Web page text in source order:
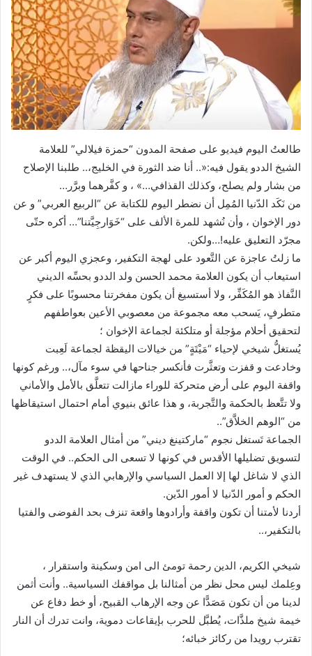
طالعتُ اليوم فيديو على صفحة المدون “حمزة فيلالي” للعلامة
الشيخ الددو يقول فيه:«.. أنا ضد الثورة في الخليج،.. طلبنا الإصلاح
من بشار ولم يصلح، وكذلك القذافي…» ، و كفَّرهما وبرَّر…
من نَكَد الدّنيا المُمِل أن نضطر اليوم للكتابة عن “الربيع العربي” و عن
دور الإخوان ، وأن نُشهد للمرة الألف على “خَوَارجِيَّتنا”… أكره حتّى
مجرّد التعليق عليه!…ولكن.
ما زلتُ عاجزة عن التَّعود على لهجة التكفير، وعجزي اليوم أكبر عن
استيعاب أن يكون العلامة محمد الحسن ولد الددو بحسِّه الديني
النَّفاذ هو المُكَفِّر، ولا أستسيغ أن يكون مفخرتنا محسوبًا على فكرٍ
متطرفٍ، يَسحب معه مجموعة من معصوبي الأعين بعواطفهم
لتحقيق أحلام مؤجلة أو متلكئة لجماعة الإخوان ؛
يُستغلُّ شيخي لإحياء “مَيْتَةٍ” من خيالات اليقظة لجماعة لَعِبت
وخادعت و قفزت وتعثَّرت فأنكسر جناحها في سوء مآل،.. ورغم كونها
واقفة اليوم على أرض متحركة للوراء مازالت تتعلَّق بالأمل والأماني
ولا تتَّعظ بالحكمة والتَّجربة، و هذا عائق بنيوي أمام احتمال استيقاظها
من “الوهم الخلاَّق”..
الجماعة تَستغل نجوم “ماركتينغ ديني” من أمثال العلامة الددو
لتسويق تضليلها الأقدس في كونها لا تسعى الى الحكم.. في الوقت
الذي لا شاغل لها إلا العمل السياسي والإرهابي الذي لا يستهدف غير
الحكم و أمور الدّنيا لا أمور الدّين.
أردنا لأمتنا أن تكون واقفة وأرادوها واقعة تنزف بحد الفوضى والفتيا
بالتكفير،..
شيخي الكريم، الدين رحمة تومئ الى امن وسكينة واستقرار ،
وعِلمك ليس محل نظر من أمثالنا بل مواقفك السياسية.. وأنت أثمن
لدينا من أن تكون مَصَدًّا عن وجه الإرهاب القبيح، أو خط دفاع عن
خيمة شيخ ملذَّات، يُطبَّل للحرب بإيقاعات دموية، وانت تدرك أن النار
تقترب رويدا من ركائز خبائه؛